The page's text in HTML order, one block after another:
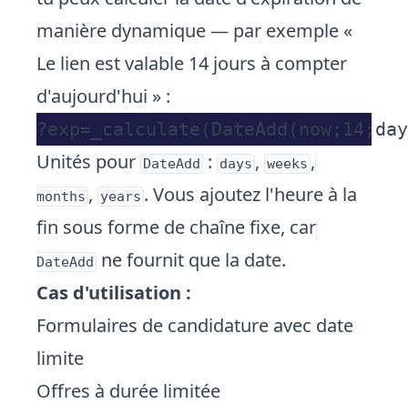
manière dynamique — par exemple «
Le lien est valable 14 jours à compter
d'aujourd'hui » :
Unités pour DateAdd : days , weeks ,
months , years . Vous ajoutez l'heure à la
fin sous forme de chaîne fixe, car
DateAdd ne fournit que la date.
Cas d'utilisation :
Formulaires de candidature avec date
limite
Offres à durée limitée